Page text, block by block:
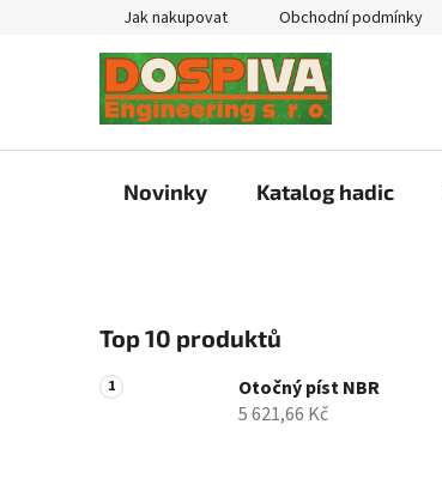
Jak nakupovat Obchodní podmínky
Novinky Katalog hadic
o
s
t
Top 10 produktů
Otočný píst NBR
5 621,66 Kč